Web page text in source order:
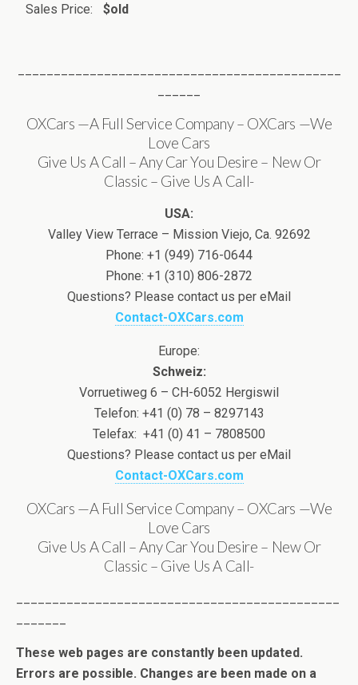
Sales Price: $old
OXCars —A Full Service Company – OXCars —We
Love Cars
Give Us A Call – Any Car You Desire – New Or
Classic – Give Us A Call-
USA:
Valley View Terrace – Mission Viejo, Ca. 92692
Phone: +1 (949) 716-0644
Phone: +1 (310) 806-2872
Questions? Please contact us per eMail
Contact-OXCars.com
Europe:
Schweiz:
Vorruetiweg 6 – CH-6052 Hergiswil
Telefon: +41 (0) 78 – 8297143
Telefax: +41 (0) 41 – 7808500
Questions? Please contact us per eMail
Contact-OXCars.com
OXCars —A Full Service Company – OXCars —We
Love Cars
Give Us A Call – Any Car You Desire – New Or
Classic – Give Us A Call-
These web pages are constantly been updated.
Errors are possible. Changes are been made on a